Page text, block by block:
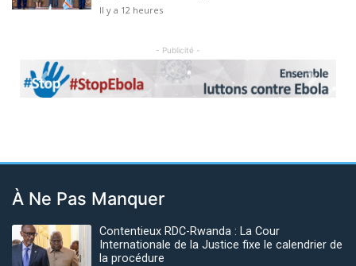
Il y a 12 heures
- Publicité -
Previous Next
À Ne Pas Manquer
Contentieux RDC-Rwanda : La Cour
Internationale de la Justice fixe le calendrier de
la procédure